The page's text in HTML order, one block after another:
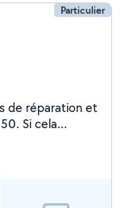
Particulier
de réparation et